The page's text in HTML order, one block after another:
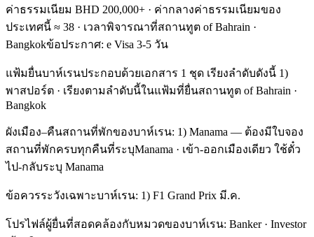
ค่าธรรมเนียม BHD 200,000+ · ค่ากลางค่าธรรมเนียมของ
ประเทศนี้ ≈ 38 · เวลาพิจารณาที่สถานทูต of Bahrain ·
Bangkokข้อประกาศ: e Visa 3-5 วัน
แฟ้มยื่นบาห์เรนประกอบด้วยเอกสาร 1 ชุด เรียงลำดับดังนี้ 1)
พาสปอร์ต · เรียงตามลำดับนี้ในแฟ้มที่ยื่นสถานทูต of Bahrain ·
Bangkok
ผังเมือง–คืนสถานที่พักของบาห์เรน: 1) Manama — ต้องมีใบจอง
สถานที่พักครบทุกคืนที่ระบุManama · เข้า-ออกเมืองเดียว ใช้ตั๋ว
ไป-กลับระบุ Manama
ข้อควรระวังเฉพาะบาห์เรน: 1) F1 Grand Prix มี.ค.
โปรไฟล์ผู้ยื่นที่สอดคล้องกับหมวดของบาห์เรน: Banker · Investor